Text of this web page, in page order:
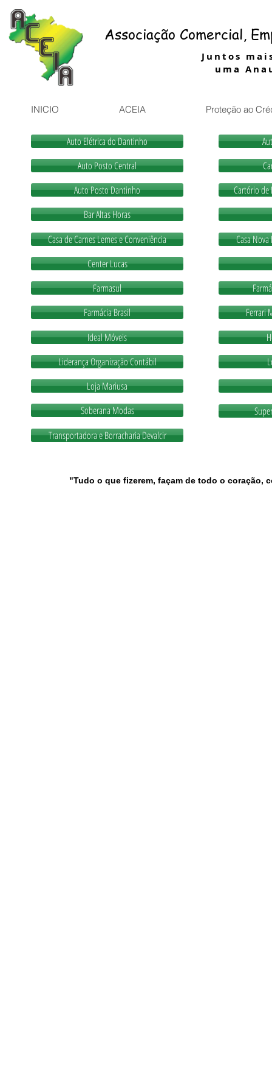
Juntos
uma
Associação Comercial,
INICIO ACEIA Proteção ao
Auto Elétrica do Dantinho
Auto Posto Central
Auto Posto Dantinho
Bar Altas Horas
Casa de Carnes Lemes e Conveniência
Center Lucas
Farmasul
Farmácia Brasil
Ideal Móveis
Liderança Organização Contábil
Loja Mariusa
Soberana Modas
Cartório de
Casa
Ferrari
Transportadora e Borracharia Devalcir
"Tudo o que fizerem, façam de todo o coração,